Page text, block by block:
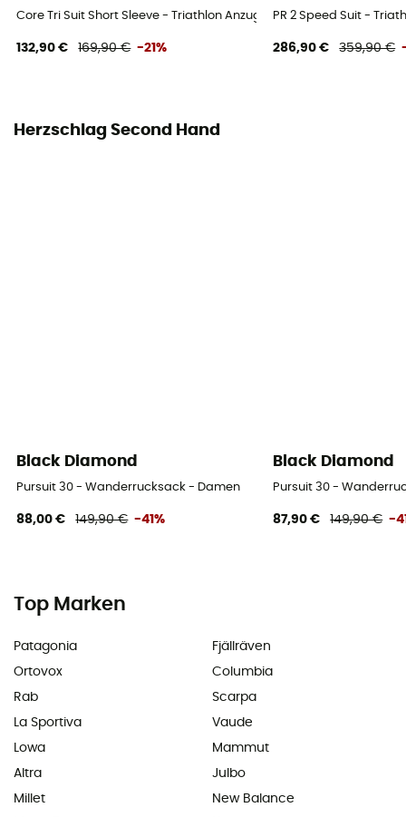
Core Tri Suit Short Sleeve - Triathlon Anzug - Herren
132,90 € 169,90 € -21%
PR 2 Speed Suit -
286,90 € 359,90 €
Herzschlag Second Hand
Black Diamond
Pursuit 30 - Wanderrucksack - Damen
88,00 € 149,90 € -41%
Black Diamond
Pursuit 30 -
87,90 € 149,90 € -
Top Marken
Patagonia
Ortovox
Rab
La Sportiva
Lowa
Altra
Millet
Fjällräven
Columbia
Scarpa
Vaude
Mammut
Julbo
New Balance